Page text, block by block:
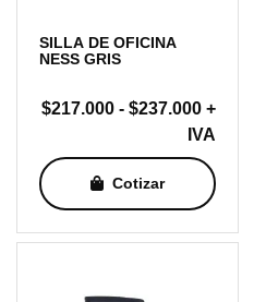
SILLA DE OFICINA
NESS GRIS
$217.000 - $237.000Rango
de
precios:
desde
$217.000
hasta
+
IVA
Cotizar